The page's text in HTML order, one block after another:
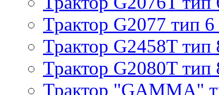
Трактор G2077 тип 6
Трактор G2458T тип
Трактор G2080T тип
Трактор "GAMMA"